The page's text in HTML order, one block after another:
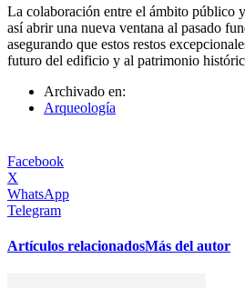
La colaboración entre el ámbito público
así abrir una nueva ventana al pasado
asegurando que estos restos
futuro del edificio y al patrimonio
Archivado en:
Arqueología
Facebook
X
WhatsApp
Telegram
Artículos relacionadosMás del autor